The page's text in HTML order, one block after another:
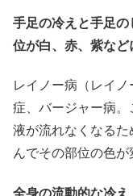
手足の冷えと手足
位が白、赤、紫な
レイノー病（レイ
症、バージャー病
液が流れなくなる
んでその部位の色が
全身の流動的な冷